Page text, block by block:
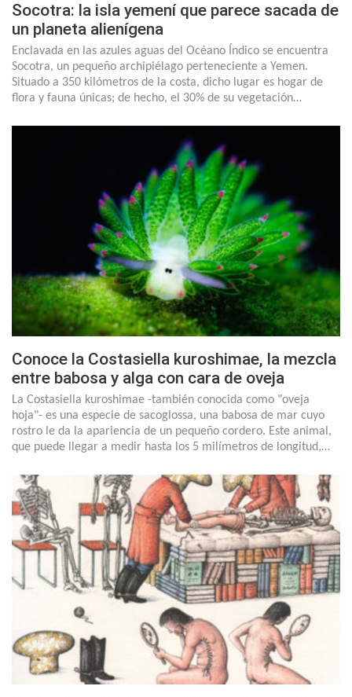
Socotra: la isla yemení que parece sacada de
un planeta alienígena
Enclavada en las azules aguas del Océano Índico se encuentra
Socotra, un pequeño archipiélago perteneciente a Yemen.
Situado a 350 kilómetros de la costa, dicho lugar es hogar de
flora y fauna únicas; de hecho, el 30% de su vegetación…
Conoce la Costasiella kuroshimae, la mezcla
entre babosa y alga con cara de oveja
La Costasiella kuroshimae -también conocida como "oveja
hoja"- es una especie de sacoglossa, una babosa de mar cuyo
rostro le da la apariencia de un pequeño cordero. Este animal,
que puede llegar a medir hasta los 5 milímetros de longitud,…